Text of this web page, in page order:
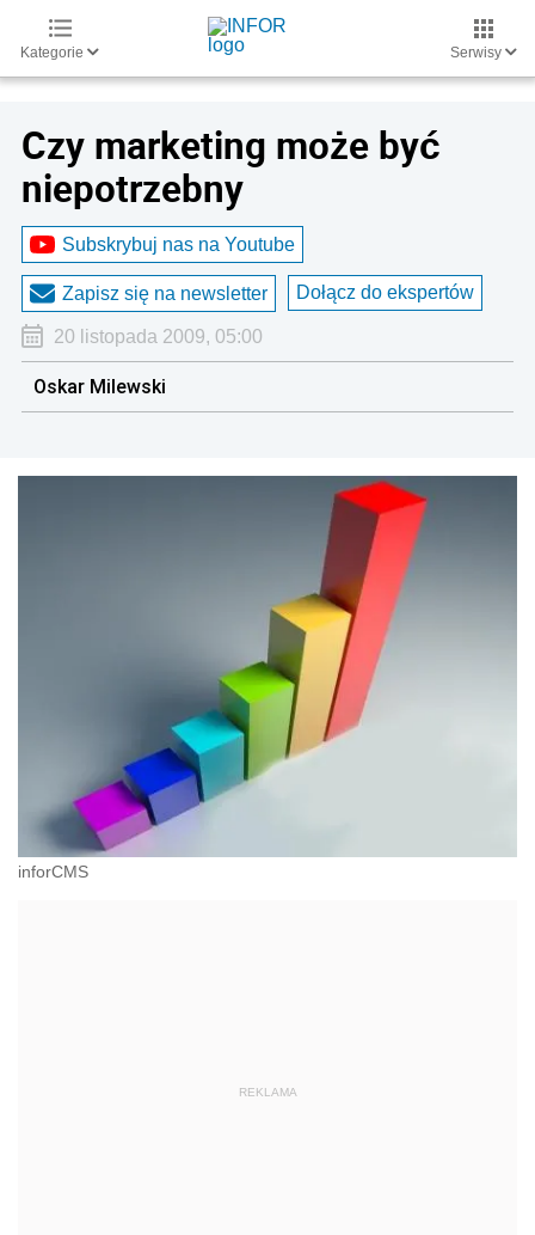
Kategorie Serwisy
Czy marketing może być
niepotrzebny
Subskrybuj nas na Youtube
Zapisz się na newsletter Dołącz do ekspertów
20 listopada 2009, 05:00
Oskar Milewski
inforCMS